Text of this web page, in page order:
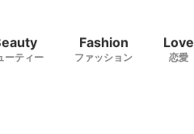
ーティー
Fashion
ファッション
Love
恋愛